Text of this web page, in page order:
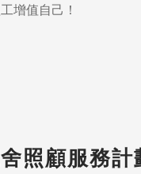
增值自己！
舍照顧服務